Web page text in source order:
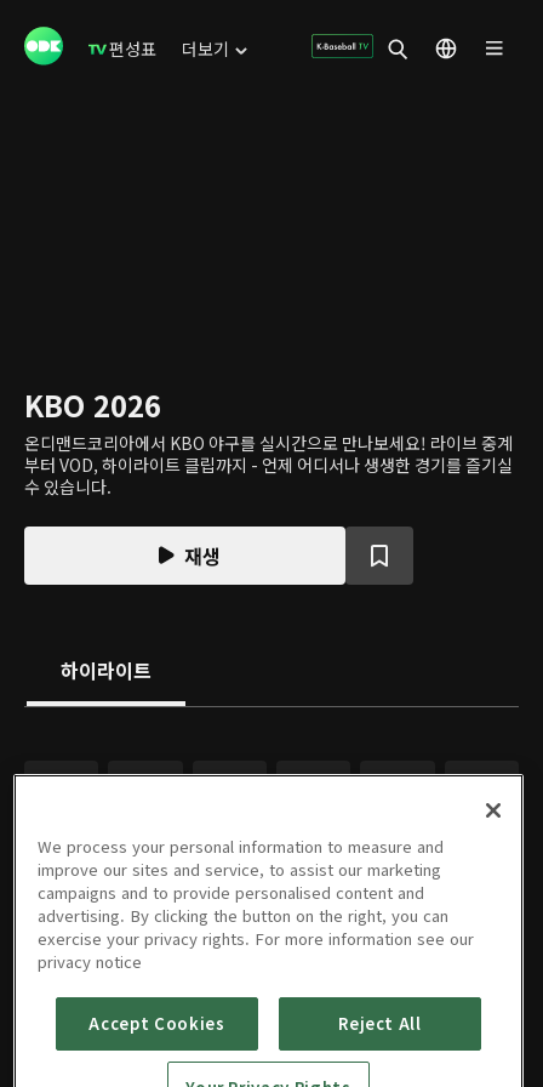
편성표 더보기
KBO 2026
온디맨드코리아에서 KBO 야구를 실시간으로 만나보세요! 라이브 중계
부터 VOD, 하이라이트 클립까지 - 언제 어디서나 생생한 경기를 즐기실
수 있습니다.
재생
하이라이트
We process your personal information to measure and
improve our sites and service, to assist our marketing
campaigns and to provide personalised content and
advertising. By clicking the button on the right, you can
exercise your privacy rights. For more information see our
privacy notice
Accept Cookies Reject All